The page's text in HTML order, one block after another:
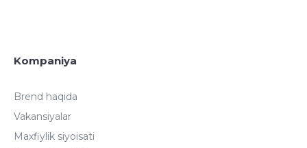
Kompaniya
Brend haqida
Vakansiyalar
Maxfiylik siyoisati